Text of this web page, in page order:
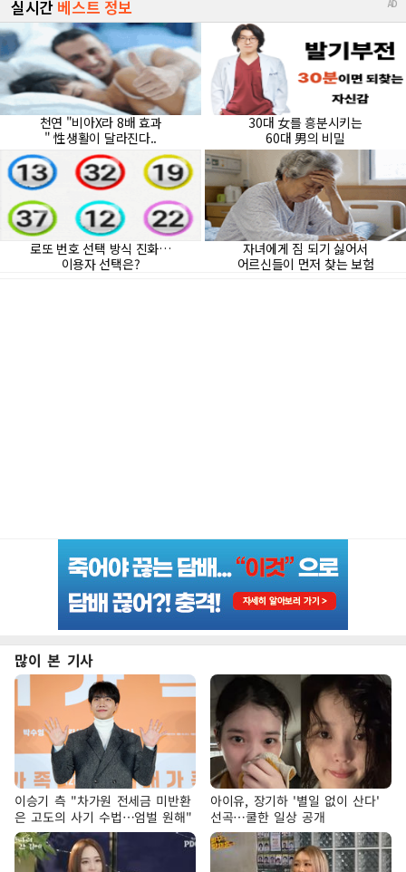
많이 본 기사
이승기 측 "차가원 전세금 미반환
은 고도의 사기 수법…엄벌 원해"
아이유, 장기하 '별일 없이 산다'
선곡…쿨한 일상 공개